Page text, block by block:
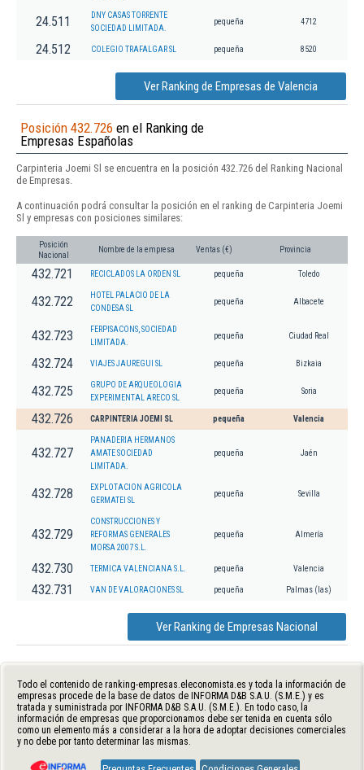
24.511
DNY CASAS TORRENTE
SOCIEDAD LIMITADA.
pequeña 4712
24.512 COLEGIO TRAFALGAR SL pequeña 8520
Ver Ranking de Empresas de Valencia
Posición 432.726 en el Ranking de
Empresas Españolas
Carpinteria Joemi Sl se encuentra en la posición 432.726 del Ranking Nacional
de Empresas.
A continuación podrá consultar la posición en el ranking de Carpinteria Joemi
Sl y empresas con posiciones similares:
Posición
Nacional
Nombre de la empresa Ventas (€) Provincia
432.721 RECICLADOS LA ORDEN SL pequeña Toledo
432.722
HOTEL PALACIO DE LA
CONDESA SL
pequeña Albacete
432.723
FERPISACONS, SOCIEDAD
LIMITADA.
pequeña Ciudad Real
432.724 VIAJES JAUREGUI SL pequeña Bizkaia
432.725
GRUPO DE ARQUEOLOGIA
EXPERIMENTAL ARECO SL
pequeña Soria
432.726 CARPINTERIA JOEMI SL pequeña Valencia
432.727
PANADERIA HERMANOS
AMATE SOCIEDAD
LIMITADA.
pequeña Jaén
432.728
EXPLOTACION AGRICOLA
GERMATEI SL
pequeña Sevilla
432.729
CONSTRUCCIONES Y
REFORMAS GENERALES
MORSA 2007 S.L.
pequeña Almería
432.730 TERMICA VALENCIANA S.L. pequeña Valencia
432.731 VAN DE VALORACIONES SL pequeña Palmas (las)
Ver Ranking de Empresas Nacional
Todo el contenido de ranking-empresas.eleconomista.es y toda la información de
empresas procede de la base de datos de INFORMA D&B S.A.U. (S.M.E.) y es
tratada y suministrada por INFORMA D&B S.A.U. (S.M.E.). En todo caso, la
información de empresas que proporcionamos debe ser tenida en cuenta sólo
como un elemento más a considerar a la hora de adoptar decisiones comerciales
y no debe por tanto determinar las mismas.